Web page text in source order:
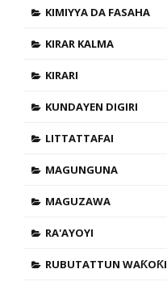
KIMIYYA DA FASAHA
KIRAR KALMA
KIRARI
KUNDAYEN DIGIRI
LITTATTAFAI
MAGUNGUNA
MAGUZAWA
RA'AYOYI
RUBUTATTUN WAƘOƘI